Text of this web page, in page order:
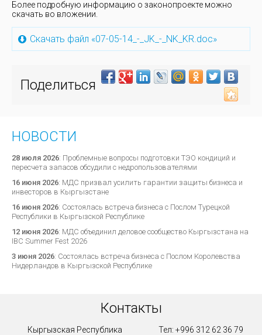
Более подробную информацию о законопроекте можно
скачать во вложении.
Скачать файл «07-05-14_-_JK_-_NK_KR.doc»
Поделиться
НОВОСТИ
28 июля 2026: Проблемные вопросы подготовки ТЭО кондиций и
пересчета запасов обсудили с недропользователями
16 июня 2026: МДС призвал усилить гарантии защиты бизнеса и
инвесторов в Кыргызстане
16 июня 2026: Состоялась встреча бизнеса с Послом Турецкой
Республики в Кыргызской Республике
12 июня 2026: МДС объединил деловое сообщество Кыргызстана на
IBC Summer Fest 2026
3 июня 2026: Состоялась встреча бизнеса с Послом Королевства
Нидерландов в Кыргызской Республике
Контакты
Кыргызская Республика Тел: +996 312 62 36 79